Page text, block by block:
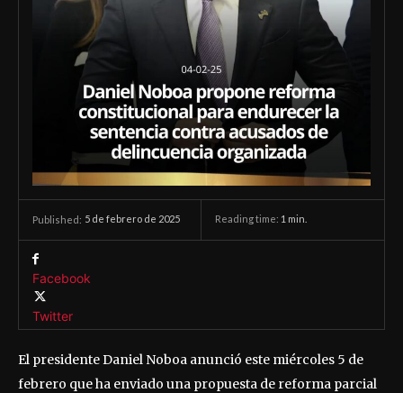
Published: 5 de febrero de 2025 Reading time: 1 min.
Facebook
Twitter
El presidente Daniel Noboa anunció este miércoles 5 de
febrero que ha enviado una propuesta de reforma parcial